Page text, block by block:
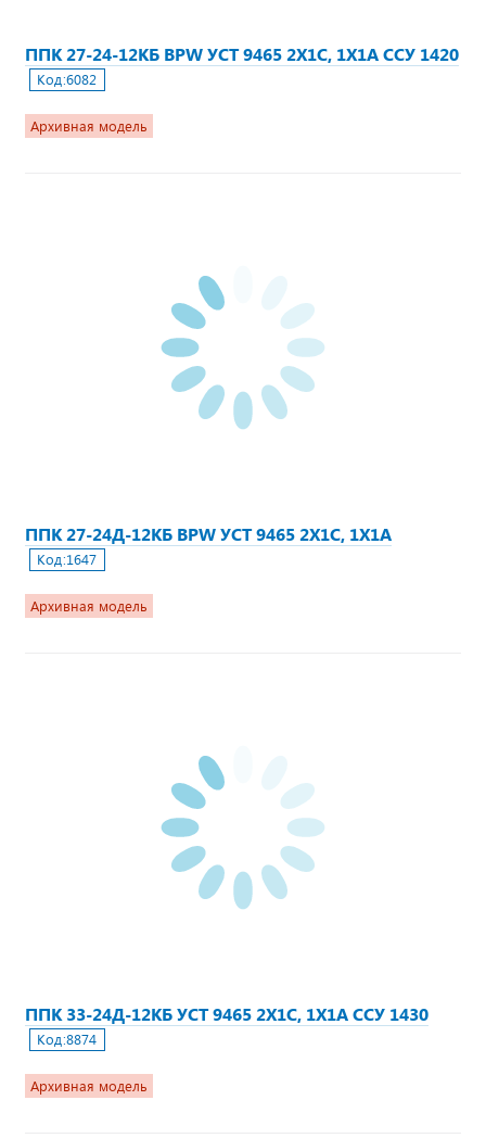
ППК 27-24-12КБ BPW УСТ 9465 2Х1С, 1Х1А ССУ 1420
Код:6082
Архивная модель
ППК 27-24Д-12КБ BPW УСТ 9465 2Х1С, 1Х1А
Код:1647
Архивная модель
ППК 33-24Д-12КБ УСТ 9465 2Х1С, 1Х1А ССУ 1430
Код:8874
Архивная модель